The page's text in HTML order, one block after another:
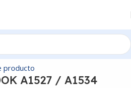
A1527 / A1534